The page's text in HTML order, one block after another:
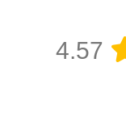
4.57